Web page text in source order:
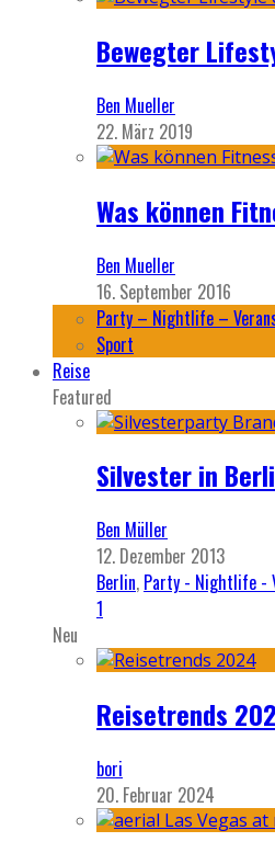
Bewegter
Ben Mueller
22. März 2019
Was können
Ben Mueller
16. September 2016
Party – Nightlife –
Sport
Reise
Featured
Silvester in
Ben Müller
12. Dezember 2013
Berlin, Party - Nightlife -
1
Neu
Reisetrends
bori
20. Februar 2024